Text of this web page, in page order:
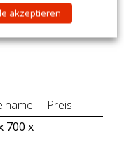
Preis
700 x
akzeptieren